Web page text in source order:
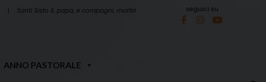
Santi Sisto II, papa, e compagni, martiri seguici su
ANNO PASTORALE